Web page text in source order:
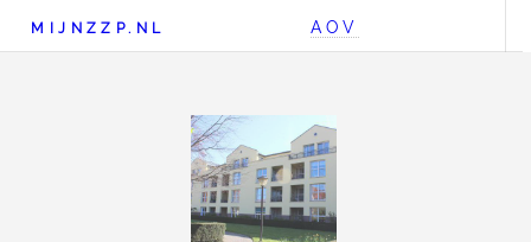
MIJNZZP.NL AOV